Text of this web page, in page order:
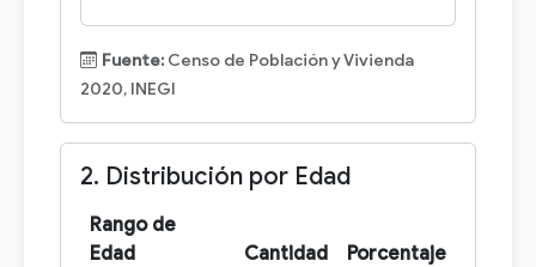
Fuente: Censo de Población y Vivienda
2020, INEGI
2. Distribución por Edad
Rango de
Edad
Cantidad Porcentaje